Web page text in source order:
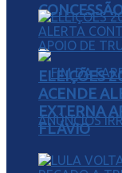
ELEIÇÕES
ACENDE
EXTERNA
FLÁVIO